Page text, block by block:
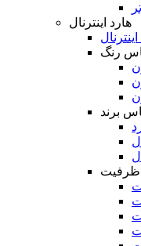
هارد اینترنال
رنگ
برند
ظرفیت